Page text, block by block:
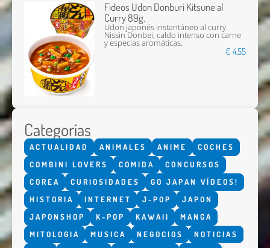
Fideos Udon Donburi Kitsune al
Curry 89g.
Udon japonés instantáneo al curry
Nissin Donbei, caldo intenso con carne
y especias aromáticas.
€ 4,55
Categorías
ACTUALIDAD ANIMALES ANIME
COCHES
COMBINI LOVERS
COMIDA
CONCURSOS
COREA
CURIOSIDADES
GO JAPAN VÍDEOS!
HISTORIA
INTERNET J-POP
JAPON
JAPONSHOP
K-POP KAWAII
MANGA
MITOLOGIA
MUSICA NEGOCIOS
NOTICIAS